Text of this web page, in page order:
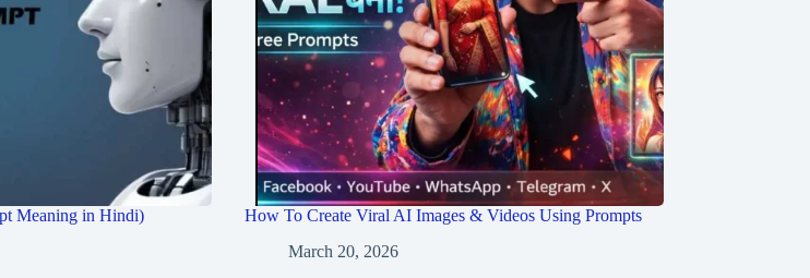
Meaning in Hindi)
How To Create Viral AI Images & Videos Using Prompts
March 20, 2026